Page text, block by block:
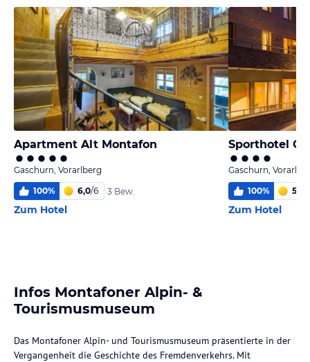
Apartment Alt Montafon
Gaschurn, Vorarlberg
100% 6,0/6 3 Bew.
Zum Hotel
Sporthotel
Gaschurn,
100% 5,7
Zum Hotel
Infos Montafoner Alpin- &
Tourismusmuseum
Das Montafoner Alpin- und Tourismusmuseum präsentierte in der
Vergangenheit die Geschichte des Fremdenverkehrs. Mit